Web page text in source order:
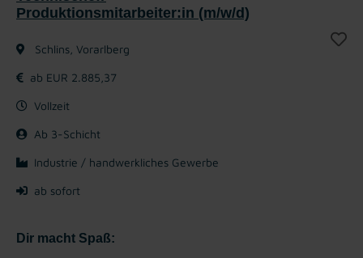
Produktionsmitarbeiter:in (m/w/d)
Schlins, Vorarlberg
ab EUR 2.885,37
Vollzeit
Ab 3-Schicht
Industrie / handwerkliches Gewerbe
ab sofort
Dir macht Spaß: